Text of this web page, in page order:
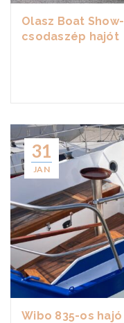
Olasz Boat
csodaszép hajót
31
JAN
Wibo 835-os